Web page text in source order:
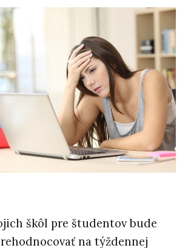
škôl pre študentov bude
na týždennej